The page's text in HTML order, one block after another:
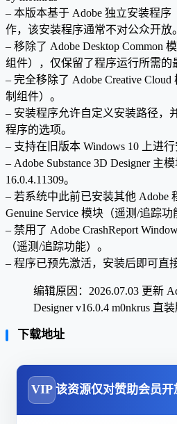
– 本版本基于 Adob​​e 独立安装程序
作，该安装程序通常不对公众开放。
– 移除了 Adob​​e Desktop Common
组件），仅保留了程序运行所需的
– 完全移除了 Adob​​e Creative
制组件）。
– 安装程序允许自定义安装路径，
程序的选项。
– 支持在旧版本 Windows 10 上进行
– Adob​​e Substance 3D Designer 主
16.0.4.11309。
– 若系统中此前已安装其他 Adob​​e
Genuine Service 模块（遥测/追踪
– 禁用了 Adob​​e CrashReport
（遥测/追踪功能）。
– 程序已预先激活，安装后即可直
编辑原因：2026.07.03 更新
Designer v16.0.4 m0nkrus 直
下载地址
VIP 该资源仅对赞助会员开